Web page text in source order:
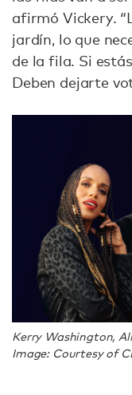
afirmó Vickery.
jardín, lo que
de la fila. Si
Deben dejarte
Kerry Washington,
Image: Courtesy of